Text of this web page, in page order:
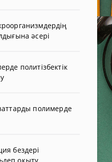
әсері
политізбектік
полимерде
бездері